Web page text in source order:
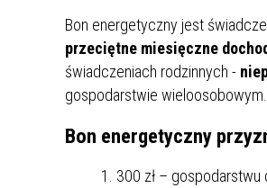
KARTA DUŻEJ RODZINY
AKTYWIZACJA
NIEPEŁNOSPRAWNYCH
PODATKI LOKALNE –
AWANS ZAWODOWY
Bon energetyczny jest
przeciętne miesięczne
świadczeniach rodzinnych -
gospodarstwie wieloosobowym.
Bon energetyczny
300 zł –